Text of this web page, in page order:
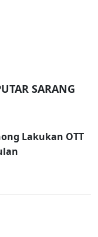
SARANG
Lakukan OTT